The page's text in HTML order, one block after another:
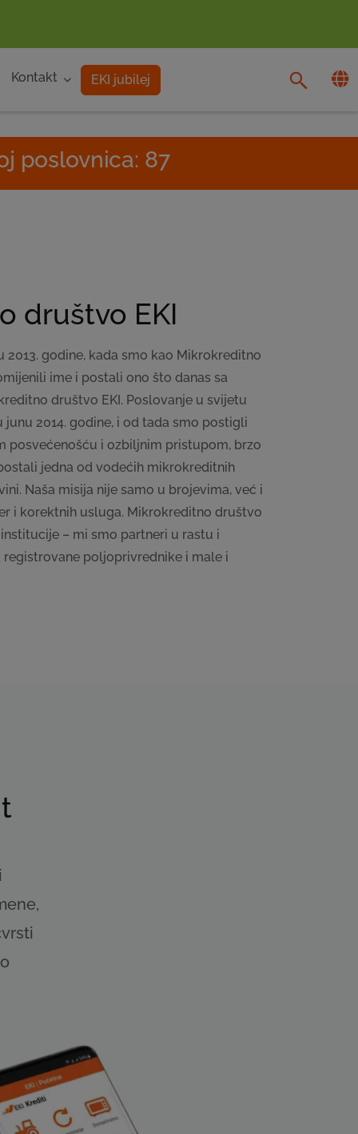
Kontakt EKI jubilej
87
društvo EKI
godine, kada smo kao Mikrokreditno
ime i postali ono što danas sa
društvo EKI. Poslovanje u svijetu
2014. godine, i od tada smo postigli
posvećenošću i ozbiljnim pristupom, brzo
jedna od vodećih mikrokreditnih
Naša misija nije samo u brojevima, već i
i korektnih usluga. Mikrokreditno društvo
– mi smo partneri u rastu i
poljoprivrednike i male i